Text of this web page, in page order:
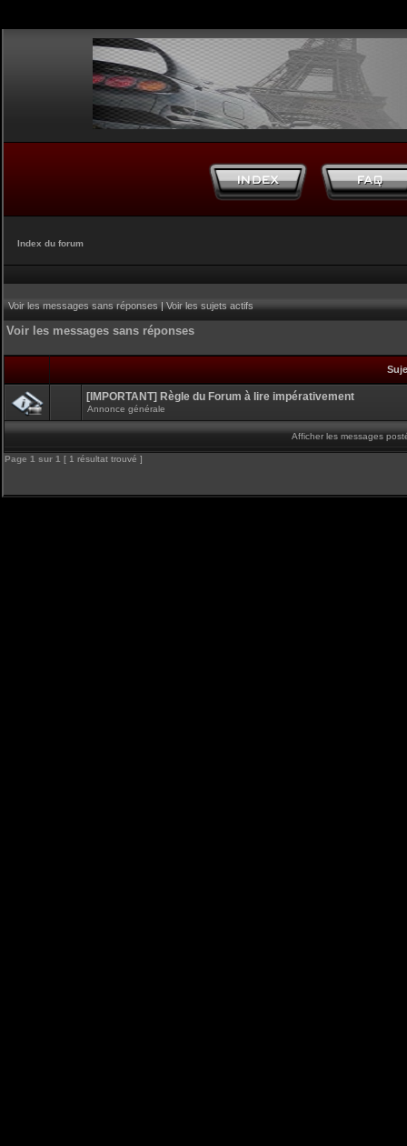
Index du forum
Voir les messages sans réponses|Voir les sujets actifs
Voir les messages sans réponses
[IMPORTANT] Règle du Forum à lire impérativement
Annonce générale
Afficher les messages
Page 1 sur 1 [ 1 résultat trouvé ]